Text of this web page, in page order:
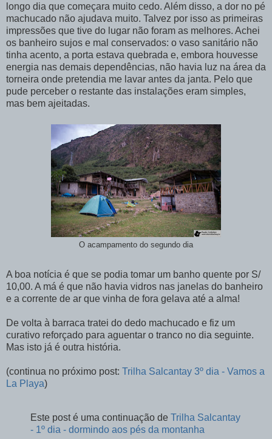
longo dia que começara muito cedo. Além disso, a dor no pé
machucado não ajudava muito. Talvez por isso as primeiras
impressões que tive do lugar não foram as melhores. Achei
os banheiro sujos e mal conservados: o vaso sanitário não
tinha acento, a porta estava quebrada e, embora houvesse
energia nas demais dependências, não havia luz na área da
torneira onde pretendia me lavar antes da janta. Pelo que
pude perceber o restante das instalações eram simples,
mas bem ajeitadas.
O acampamento do segundo dia
A boa notícia é que se podia tomar um banho quente por S/
10,00. A má é que não havia vidros nas janelas do banheiro
e a corrente de ar que vinha de fora gelava até a alma!
De volta à barraca tratei do dedo machucado e fiz um
curativo reforçado para aguentar o tranco no dia seguinte.
Mas isto já é outra história.
(continua no próximo post: Trilha Salcantay 3º dia - Vamos a
La Playa)
Este post é uma continuação de Trilha Salcantay
- 1º dia - dormindo aos pés da montanha